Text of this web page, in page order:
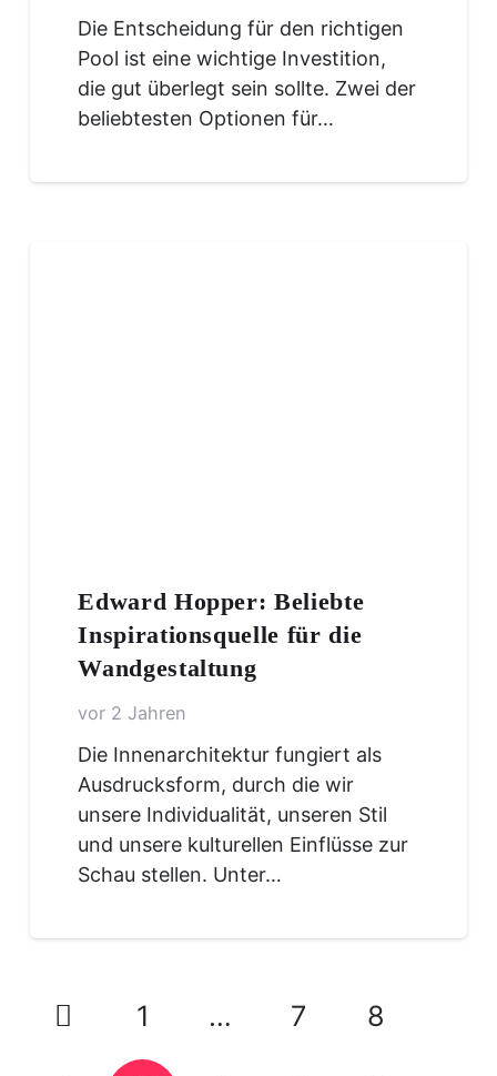
Die Entscheidung für den richtigen
Pool ist eine wichtige Investition,
die gut überlegt sein sollte. Zwei der
beliebtesten Optionen für…
Edward Hopper: Beliebte
Inspirationsquelle für die
Wandgestaltung
vor 2 Jahren
Die Innenarchitektur fungiert als
Ausdrucksform, durch die wir
unsere Individualität, unseren Stil
und unsere kulturellen Einflüsse zur
Schau stellen. Unter…
1 … 7 8